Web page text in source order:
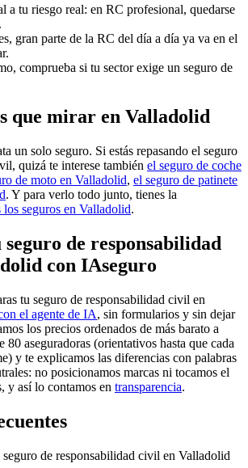
a tu riesgo real: en RC profesional, quedarse
gran parte de la RC del día a día ya va en el
comprueba si tu sector exige un seguro de
que mirar en Valladolid
un solo seguro. Si estás repasando el seguro
quizá te interese también el seguro de coche
de moto en Valladolid, el seguro de patinete
. Y para verlo todo junto, tienes la
seguros en Valladolid.
de responsabilidad
con IAseguro
tu seguro de responsabilidad civil en
el agente de IA, sin formularios y sin dejar
los precios ordenados de más barato a
80 aseguradoras (orientativos hasta que cada
y te explicamos las diferencias con palabras
no posicionamos marcas ni tocamos el
y así lo contamos en transparencia.
seguro de responsabilidad civil en Valladolid